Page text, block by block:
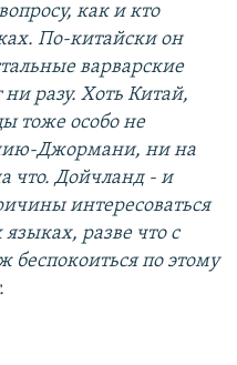
как и кто
По-китайски он
варварские
разу. Хоть Китай,
тоже особо не
Джормани, ни на
что. Дойчланд - и
интересоваться
разве что с
беспокоиться по этому